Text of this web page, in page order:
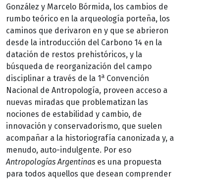
González y Marcelo Bórmida, los cambios de
rumbo teórico en la arqueología porteña, los
caminos que derivaron en y que se abrieron
desde la introducción del Carbono 14 en la
datación de restos prehistóricos, y la
búsqueda de reorganización del campo
disciplinar a través de la 1a Convención
Nacional de Antropología, proveen acceso a
nuevas miradas que problematizan las
nociones de estabilidad y cambio, de
innovación y conservadorismo, que suelen
acompañar a la historiografía canonizada y, a
menudo, auto-indulgente. Por eso
Antropologías Argentinas es una propuesta
para todos aquellos que desean comprender